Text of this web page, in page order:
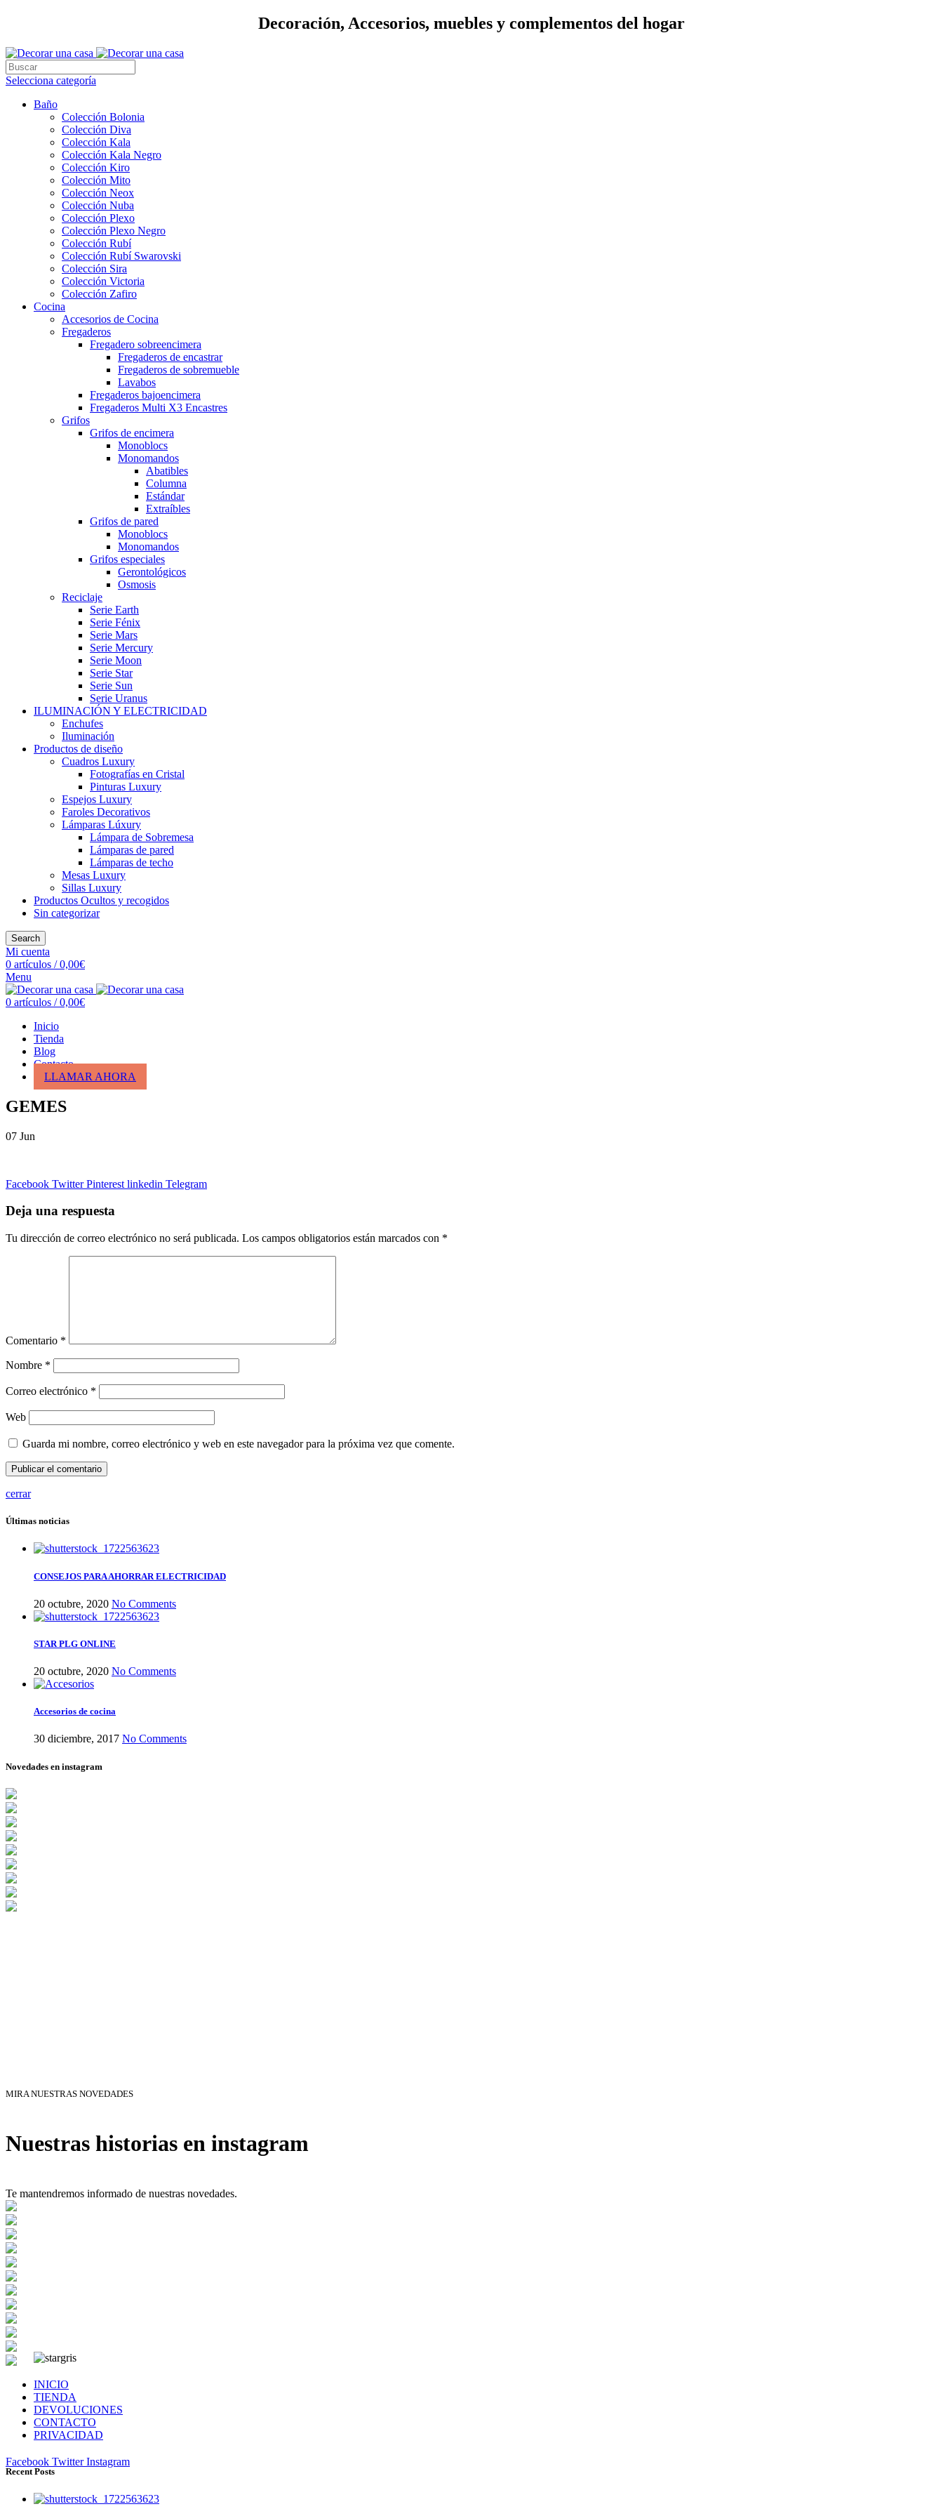
Decoración, Accesorios, muebles y complementos del hogar
Selecciona categoría
Baño
Colección Bolonia
Colección Diva
Colección Kala
Colección Kala Negro
Colección Kiro
Colección Mito
Colección Neox
Colección Nuba
Colección Plexo
Colección Plexo Negro
Colección Rubí
Colección Rubí Swarovski
Colección Sira
Colección Victoria
Colección Zafiro
Cocina
Accesorios de Cocina
Fregaderos
Fregadero sobreencimera
Fregaderos de encastrar
Fregaderos de sobremueble
Lavabos
Fregaderos bajoencimera
Fregaderos Multi X3 Encastres
Grifos
Grifos de encimera
Monoblocs
Monomandos
Abatibles
Columna
Estándar
Extraíbles
Grifos de pared
Monoblocs
Monomandos
Grifos especiales
Gerontológicos
Osmosis
Reciclaje
Serie Earth
Serie Fénix
Serie Mars
Serie Mercury
Serie Moon
Serie Star
Serie Sun
Serie Uranus
ILUMINACIÓN Y ELECTRICIDAD
Enchufes
Iluminación
Productos de diseño
Cuadros Luxury
Fotografías en Cristal
Pinturas Luxury
Espejos Luxury
Faroles Decorativos
Lámparas Lúxury
Lámpara de Sobremesa
Lámparas de pared
Lámparas de techo
Mesas Luxury
Sillas Luxury
Productos Ocultos y recogidos
Sin categorizar
Search
Mi cuenta
0 artículos / 0,00€
Menu
0 artículos / 0,00€
Inicio
Tienda
Blog
Contacto
LLAMAR AHORA
GEMES
07 Jun
Facebook Twitter Pinterest linkedin Telegram
Deja una respuesta
Tu dirección de correo electrónico no será publicada. Los campos obligatorios están marcados con *
Comentario *
Nombre *
Correo electrónico *
Web
Guarda mi nombre, correo electrónico y web en este navegador para la próxima vez que comente.
cerrar
Últimas noticias
CONSEJOS PARA AHORRAR ELECTRICIDAD
20 octubre, 2020 No Comments
STAR PLG ONLINE
20 octubre, 2020 No Comments
Accesorios de cocina
30 diciembre, 2017 No Comments
Novedades en instagram
MIRA NUESTRAS NOVEDADES
Nuestras historias en instagram
Te mantendremos informado de nuestras novedades.
INICIO
TIENDA
DEVOLUCIONES
CONTACTO
PRIVACIDAD
Facebook Twitter Instagram
Recent Posts